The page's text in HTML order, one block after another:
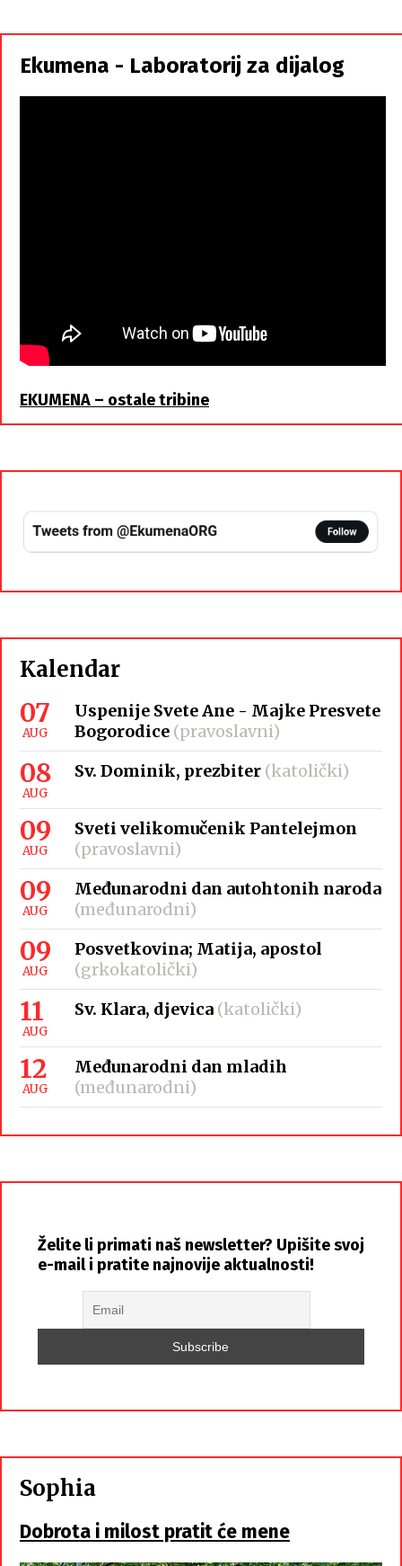
Srbi,
istorodna
braća
Ekumena - Laboratorij za dijalog
EKUMENA – ostale tribine
Kalendar
07
AUG
Uspenije Svete Ane - Majke Presvete
Bogorodice (pravoslavni)
08
AUG
Sv. Dominik, prezbiter (katolički)
09
AUG
Sveti velikomučenik Pantelejmon
(pravoslavni)
09
AUG
Međunarodni dan autohtonih naroda
(međunarodni)
09
AUG
Posvetkovina; Matija, apostol
(grkokatolički)
11
AUG
Sv. Klara, djevica (katolički)
12
AUG
Međunarodni dan mladih
(međunarodni)
Želite li primati naš newsletter? Upišite svoj
e-mail i pratite najnovije aktualnosti!
Sophia
Dobrota i milost pratit će mene